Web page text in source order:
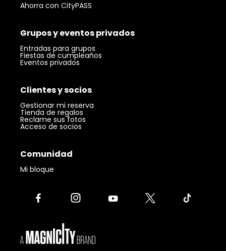
Ahorra con CityPASS
Grupos y eventos privados
Entradas para grupos
Fiestas de cumpleaños
Eventos privados
Clientes y socios
Gestionar mi reserva
Tienda de regalos
Reclame sus fotos
Acceso de socios
Comunidad
Mi bloque